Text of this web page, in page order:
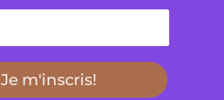
Je m'inscris!